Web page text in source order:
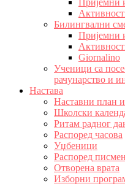
Билингвални
Пријемни
Giornalino
Ученици са
рачунарство и
Настава
Наставни план
Школски
Ритам радног
Распоред часова
Уџбеници
Распоред
Отворена врата
Изборни